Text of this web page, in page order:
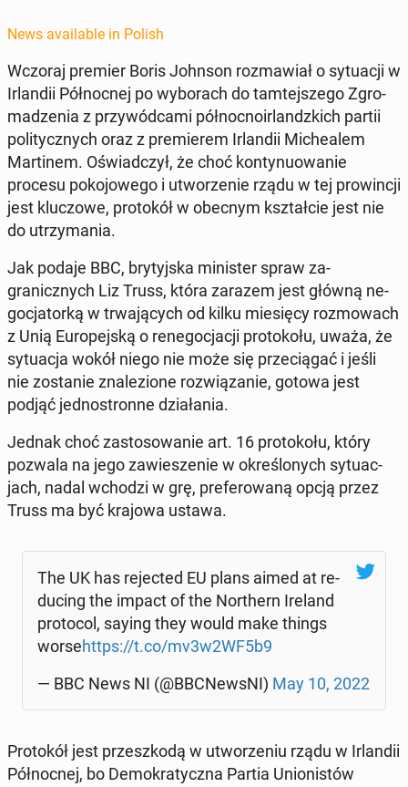
News available in Polish
Wczoraj premier Boris Johnson roz­maw­iał o sytu­acji w
Ir­landii Północ­nej po wyb­o­rach do tamte­jszego Zgro­
madzenia z przy­wód­ca­mi północ­noir­landz­kich partii
poli­ty­cznych oraz z pre­mierem Ir­landii Michealem
Mar­tinem. Oświad­czył, że choć kon­tyn­uowanie
procesu poko­jowego i ut­worze­nie rządu w tej prow­incji
jest kluc­zowe, pro­tokół w obecnym ksz­tał­cie jest nie
do utrzy­ma­nia.
Jak podaje BBC, bry­tyjs­ka min­is­ter spraw za­
granicznych Liz Truss, która zarazem jest główną ne­
goc­ja­torką w tr­wa­ją­cych od kilku miesię­cy roz­mowach
z Unią Eu­rope­jską o rene­goc­jacji pro­tokołu, uważa, że
sytu­ac­ja wokół niego nie może się prze­cią­gać i jeśli
nie zostanie znalezione rozwiązanie, gotowa jest
podjąć jed­nos­tronne dzi­ała­nia.
Jednak choć za­s­tosowanie art. 16 pro­tokołu, który
pozwala na jego za­w­iesze­nie w określonych sytu­ac­
jach, nadal wchodzi w grę, prefer­owaną opcją przez
Truss ma być krajowa ustawa.
The UK has re­ject­ed EU plans aimed at re­
duc­ing the impact of the North­ern Ireland
pro­to­col, saying they would make things
worsehttps://t.co/mv3w2WF5b9
— BBC News NI (@BBC­News­NI) May 10, 2022
Pro­tokół jest przeszkodą w ut­worze­niu rządu w Ir­landii
Północ­nej, bo Demokraty­cz­na Partia Union­istów